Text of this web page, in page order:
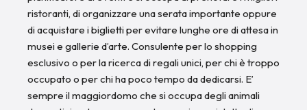
ristoranti, di organizzare una serata importante oppure
di acquistare i biglietti per evitare lunghe ore di attesa in
musei e gallerie d’arte. Consulente per lo shopping
esclusivo o per la ricerca di regali unici, per chi è troppo
occupato o per chi ha poco tempo da dedicarsi. E’
sempre il maggiordomo che si occupa degli animali